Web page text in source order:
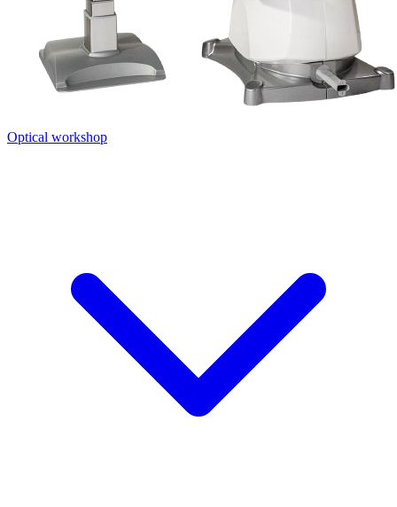
Optical workshop